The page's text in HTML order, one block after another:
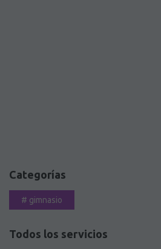
Categorías
# gimnasio
Todos los servicios